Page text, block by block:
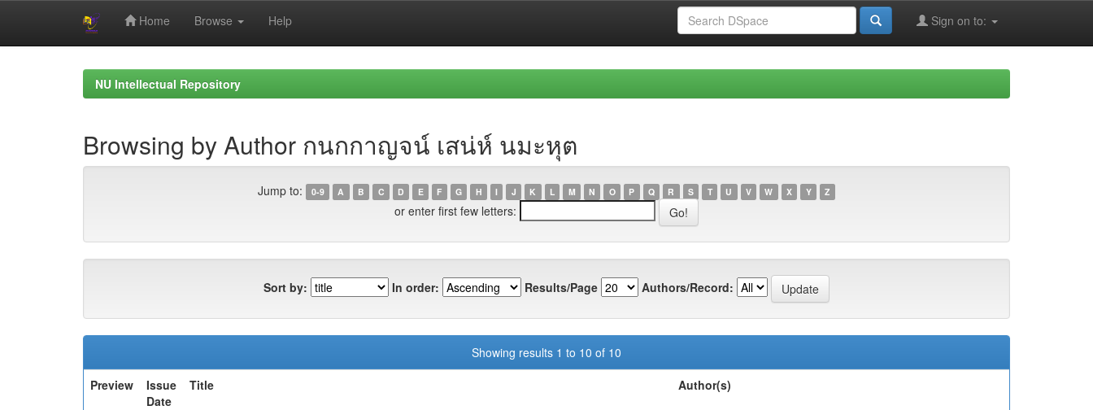
Home Browse Help Sign on to:
NU Intellectual Repository
Browsing by Author กนกกาญจน์ เสน่ห์ นมะหุต
Jump to: 0-9 A B C D E F G H I J K L M N O P Q R S T U V W X Y Z
or enter first few letters:
Sort by: In order: Results/Page Authors/Record:
Showing results 1 to 10 of 10
Preview
Issue
Date
Title Author(s)